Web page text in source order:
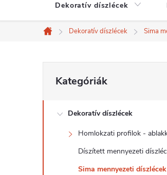
Dekoratív díszlécek
Kezdőlap
Dekoratív díszlécek Sima
O
l
átugrása
Kategóriák
Dekoratív díszlécek
Homlokzati profilok -
Díszített mennyezeti
Sima mennyezeti díszlécek